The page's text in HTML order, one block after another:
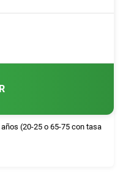
(20-25 o 65-75 con tasa